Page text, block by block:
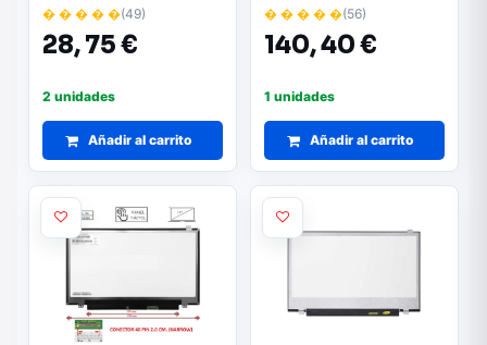
� � � � �(49)
28,75 €
2 unidades
Añadir al carrito
� � � � �(56)
140,40 €
1 unidades
Añadir al carrito